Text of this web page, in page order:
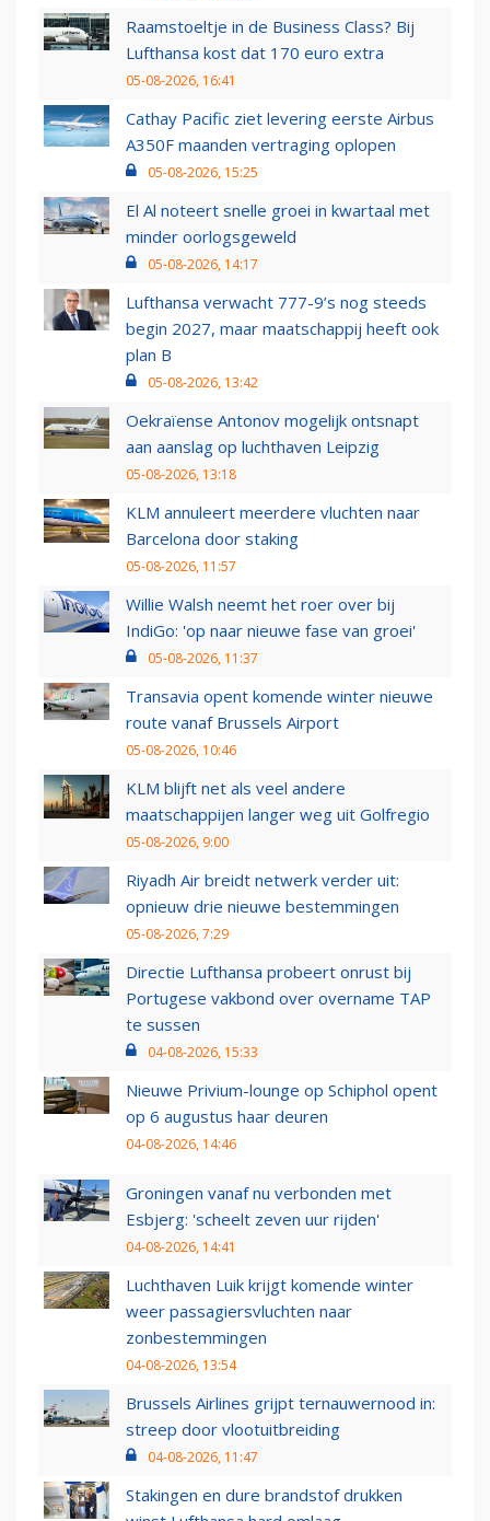
Raamstoeltje in de Business Class? Bij
Lufthansa kost dat 170 euro extra
05-08-2026, 16:41
Cathay Pacific ziet levering eerste Airbus
A350F maanden vertraging oplopen
05-08-2026, 15:25
El Al noteert snelle groei in kwartaal met
minder oorlogsgeweld
05-08-2026, 14:17
Lufthansa verwacht 777-9’s nog steeds
begin 2027, maar maatschappij heeft ook
plan B
05-08-2026, 13:42
Oekraïense Antonov mogelijk ontsnapt
aan aanslag op luchthaven Leipzig
05-08-2026, 13:18
KLM annuleert meerdere vluchten naar
Barcelona door staking
05-08-2026, 11:57
Willie Walsh neemt het roer over bij
IndiGo: 'op naar nieuwe fase van groei'
05-08-2026, 11:37
Transavia opent komende winter nieuwe
route vanaf Brussels Airport
05-08-2026, 10:46
KLM blijft net als veel andere
maatschappijen langer weg uit Golfregio
05-08-2026, 9:00
Riyadh Air breidt netwerk verder uit:
opnieuw drie nieuwe bestemmingen
05-08-2026, 7:29
Directie Lufthansa probeert onrust bij
Portugese vakbond over overname TAP
te sussen
04-08-2026, 15:33
Nieuwe Privium-lounge op Schiphol opent
op 6 augustus haar deuren
04-08-2026, 14:46
Groningen vanaf nu verbonden met
Esbjerg: 'scheelt zeven uur rijden'
04-08-2026, 14:41
Luchthaven Luik krijgt komende winter
weer passagiersvluchten naar
zonbestemmingen
04-08-2026, 13:54
Brussels Airlines grijpt ternauwernood in:
streep door vlootuitbreiding
04-08-2026, 11:47
Stakingen en dure brandstof drukken